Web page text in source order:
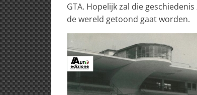
GTA. Hopelijk zal die
de wereld getoond gaat worden.